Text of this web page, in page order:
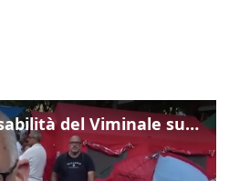
Gualtieri: "Responsabilità del Viminale su Spin Time? La posizione dei partiti è nota"